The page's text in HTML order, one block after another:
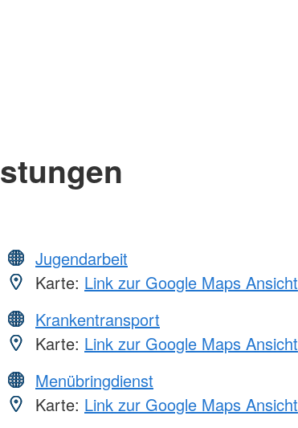
Jugendarbeit
Karte: Link zur Google Maps Ansicht
Krankentransport
Karte: Link zur Google Maps Ansicht
Menübringdienst
Karte: Link zur Google Maps Ansicht